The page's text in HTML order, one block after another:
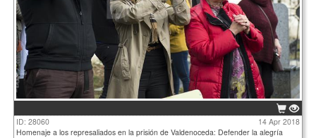
ID: 28060
14 Apr 2018
Homenaje a los represaliados en la prisión de Valdenoceda: Defender la alegría